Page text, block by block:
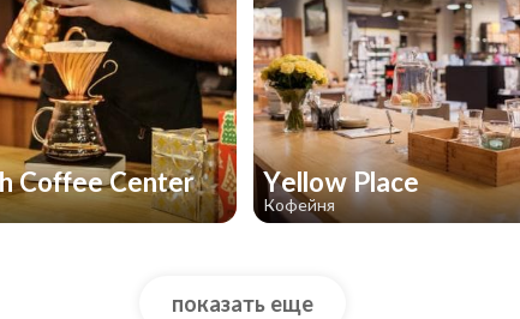
Coffee Center Yellow Place
Кофейня
показать еще